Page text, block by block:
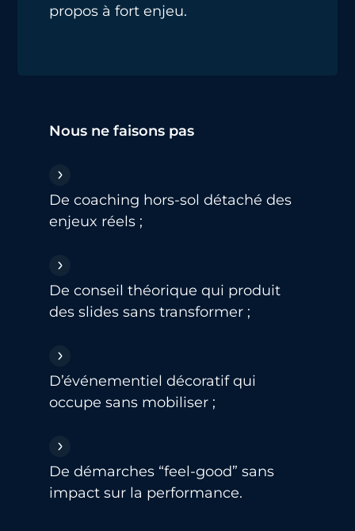
propos à fort enjeu.
Nous ne faisons pas
De coaching hors-sol détaché des
enjeux réels ;
De conseil théorique qui produit
des slides sans transformer ;
D’événementiel décoratif qui
occupe sans mobiliser ;
De démarches “feel-good” sans
impact sur la performance.